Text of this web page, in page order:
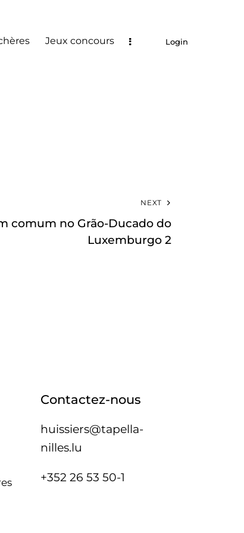
Jeux concours Login
NEXT
comum no Grão-Ducado do
Luxemburgo 2
Contactez-nous
huissiers@tapella-
nilles.lu
+352 26 53 50-1